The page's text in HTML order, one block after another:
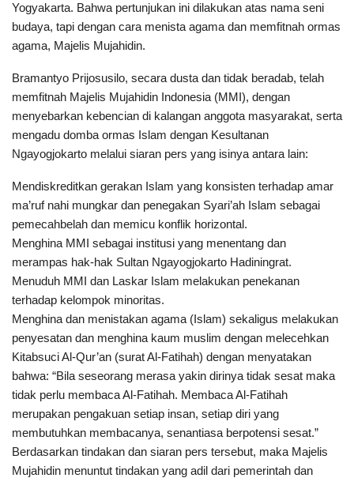
Yogyakarta. Bahwa pertunjukan ini dilakukan atas nama seni
budaya, tapi dengan cara menista agama dan memfitnah ormas
agama, Majelis Mujahidin.
Bramantyo Prijosusilo, secara dusta dan tidak beradab, telah
memfitnah Majelis Mujahidin Indonesia (MMI), dengan
menyebarkan kebencian di kalangan anggota masyarakat, serta
mengadu domba ormas Islam dengan Kesultanan
Ngayogjokarto melalui siaran pers yang isinya antara lain:
Mendiskreditkan gerakan Islam yang konsisten terhadap amar
ma’ruf nahi mungkar dan penegakan Syari’ah Islam sebagai
pemecahbelah dan memicu konflik horizontal.
Menghina MMI sebagai institusi yang menentang dan
merampas hak-hak Sultan Ngayogjokarto Hadiningrat.
Menuduh MMI dan Laskar Islam melakukan penekanan
terhadap kelompok minoritas.
Menghina dan menistakan agama (Islam) sekaligus melakukan
penyesatan dan menghina kaum muslim dengan melecehkan
Kitabsuci Al-Qur’an (surat Al-Fatihah) dengan menyatakan
bahwa: “Bila seseorang merasa yakin dirinya tidak sesat maka
tidak perlu membaca Al-Fatihah. Membaca Al-Fatihah
merupakan pengakuan setiap insan, setiap diri yang
membutuhkan membacanya, senantiasa berpotensi sesat.”
Berdasarkan tindakan dan siaran pers tersebut, maka Majelis
Mujahidin menuntut tindakan yang adil dari pemerintah dan